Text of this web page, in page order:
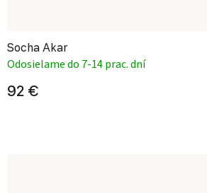
Socha Akar
Odosielame do 7-14 prac. dní
92 €